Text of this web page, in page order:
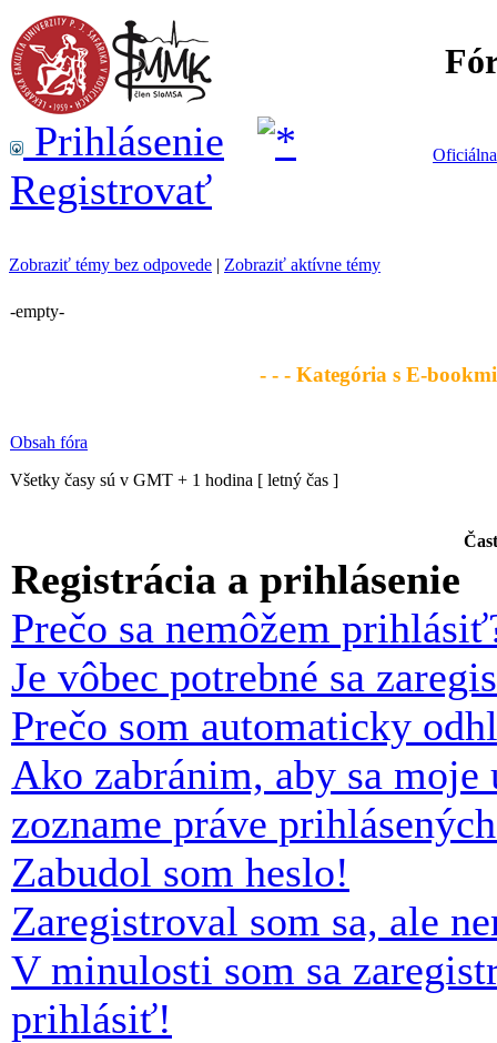
Prihlásenie
Registrovať
Zobraziť témy bez odpovede | Zobraziť aktívne témy
-empty-
- - - Kategória s E-
Obsah fóra
Všetky časy sú v GMT + 1 hodina [ letný čas ]
Registrácia a prihlásenie
Prečo sa nemôžem
Je vôbec potrebné sa
Prečo som automaticky
Ako zabránim, aby sa
zozname práve
Zabudol som heslo!
Zaregistroval som sa, ale
V minulosti som sa
prihlásiť!